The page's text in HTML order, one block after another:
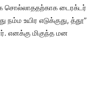
சொல்லாததற்காக டைரக்டர்
உயிர எடுக்குது, த்தூ”
எனக்கு மிகுந்த மன